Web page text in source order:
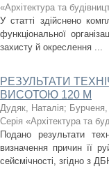
«Архітектура та
У статті здійснено
функціональної
захисту й окреслення ...
РЕЗУЛЬТАТИ
ВИСОТОЮ 120 М
Дудяк, Наталія;
Серія «Архітектура та
Подано результати
визначення причин її
сейсмічності, згідно з